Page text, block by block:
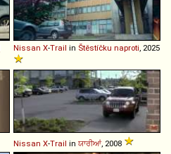
Nissan X-Trail in Štěstíčku naproti , 2025
Nissan X-Trail in ਯਾਰੀਆਂ, 2008